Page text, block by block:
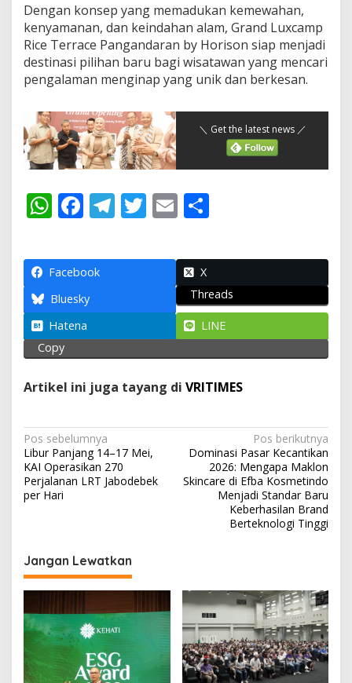
Dengan konsep yang memadukan kemewahan,
kenyamanan, dan keindahan alam, Grand Luxcamp
Rice Terrace Pangandaran by Horison siap menjadi
destinasi pilihan baru bagi wisatawan yang mencari
pengalaman menginap yang unik dan berkesan.
＼ Get the latest news ／
W
at
s
A
p
p
F
e
b
o
o
k
T
e
a
m
T
itt
E
ai
l
ar
e
Facebook
X
Bluesky
Threads
Hatena
LINE
Copy
Artikel ini juga tayang di VRITIMES
N
a
v
i
a
s
i
p
o
s
Pos sebelumnya
Libur Panjang 14–17 Mei,
KAI Operasikan 270
Perjalanan LRT Jabodebek
per Hari
Pos berikutnya
Dominasi Pasar Kecantikan
2026: Mengapa Maklon
Skincare di Efba Kosmetindo
Menjadi Standar Baru
Keberhasilan Brand
Berteknologi Tinggi
Jangan Lewatkan